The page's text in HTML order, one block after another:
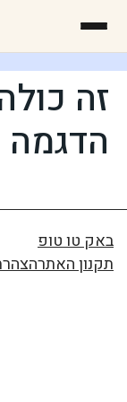
זה
הדגמה
באק טו טופ
תקנון האתר